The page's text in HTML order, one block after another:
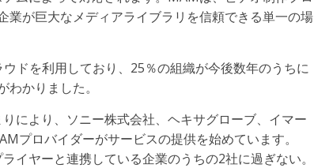
が巨大なメディアライブラリを信頼できる単一の場
ドを利用しており、25％の組織が今後数年のうちに
かりました。
により、ソニー株式会社、ヘキサグローブ、イマー
プロバイダーがサービスの提供を始めています。
イヤーと連携している企業のうちの2社に過ぎない。